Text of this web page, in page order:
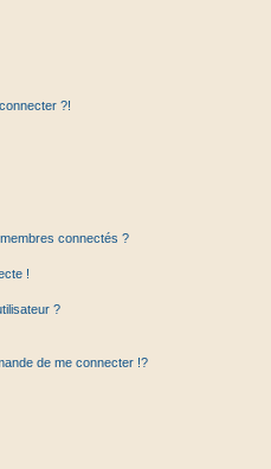
?!
connectés ?
!
?
de me connecter !?